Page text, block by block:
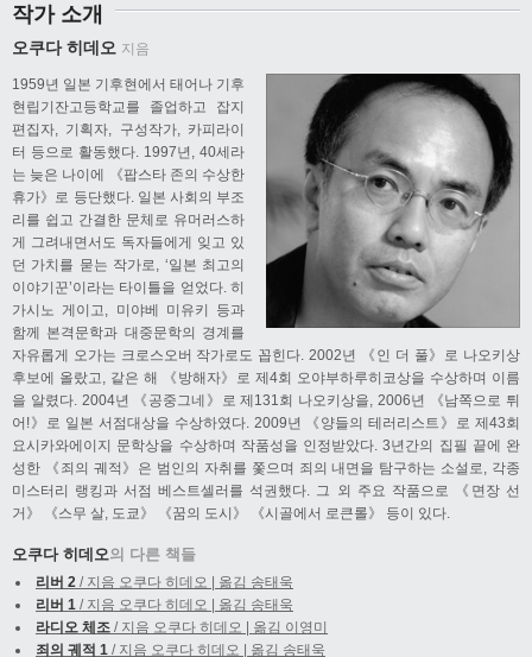
작가 소개
오쿠다 히데오 지음
1959년 일본 기후현에서 태어나 기후
현립기잔고등학교를 졸업하고 잡지
편집자, 기획자, 구성작가, 카피라이
터 등으로 활동했다. 1997년, 40세라
는 늦은 나이에 《팝스타 존의 수상한
휴가》로 등단했다. 일본 사회의 부조
리를 쉽고 간결한 문체로 유머러스하
게 그려내면서도 독자들에게 잊고 있
던 가치를 묻는 작가로, ‘일본 최고의
이야기꾼’이라는 타이틀을 얻었다. 히
가시노 게이고, 미야베 미유키 등과
함께 본격문학과 대중문학의 경계를
자유롭게 오가는 크로스오버 작가로도 꼽힌다. 2002년 《인 더 풀》로 나오키상
후보에 올랐고, 같은 해 《방해자》로 제4회 오야부하루히코상을 수상하며 이름
을 알렸다. 2004년 《공중그네》로 제131회 나오키상을, 2006년 《남쪽으로 튀
어!》로 일본 서점대상을 수상하였다. 2009년 《양들의 테러리스트》로 제43회
요시카와에이지 문학상을 수상하며 작품성을 인정받았다. 3년간의 집필 끝에 완
성한 《죄의 궤적》은 범인의 자취를 쫓으며 죄의 내면을 탐구하는 소설로, 각종
미스터리 랭킹과 서점 베스트셀러를 석권했다. 그 외 주요 작품으로 《면장 선
거》 《스무 살, 도쿄》 《꿈의 도시》 《시골에서 로큰롤》 등이 있다.
오쿠다 히데오의 다른 책들
리버 2 / 지음 오쿠다 히데오 | 옮김 송태욱
리버 1 / 지음 오쿠다 히데오 | 옮김 송태욱
라디오 체조 / 지음 오쿠다 히데오 | 옮김 이영미
죄의 궤적 1 / 지음 오쿠다 히데오 | 옮김 송태욱